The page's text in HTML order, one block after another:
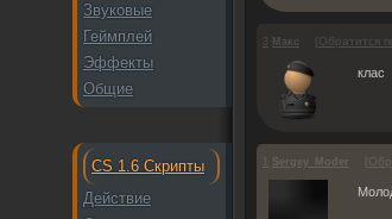
Звуковые
Геймплей
Эффекты
Общие
CS 1.6 Скрипты
Действие
Макс Обратится
клас
Sergey_Moder [